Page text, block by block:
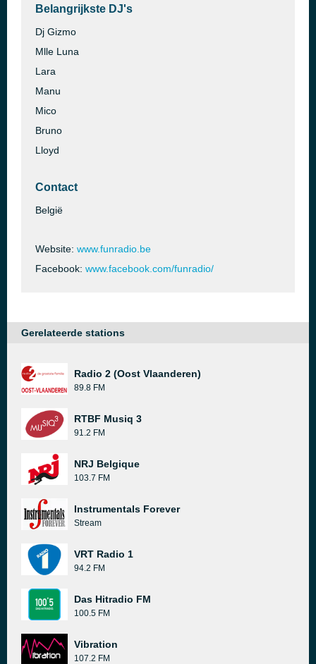
Belangrijkste DJ's
Dj Gizmo
Mlle Luna
Lara
Manu
Mico
Bruno
Lloyd
Contact
België
Website: www.funradio.be
Facebook: www.facebook.com/funradio/
Gerelateerde stations
Radio 2 (Oost Vlaanderen)
89.8 FM
RTBF Musiq 3
91.2 FM
NRJ Belgique
103.7 FM
Instrumentals Forever
Stream
VRT Radio 1
94.2 FM
Das Hitradio FM
100.5 FM
Vibration
107.2 FM